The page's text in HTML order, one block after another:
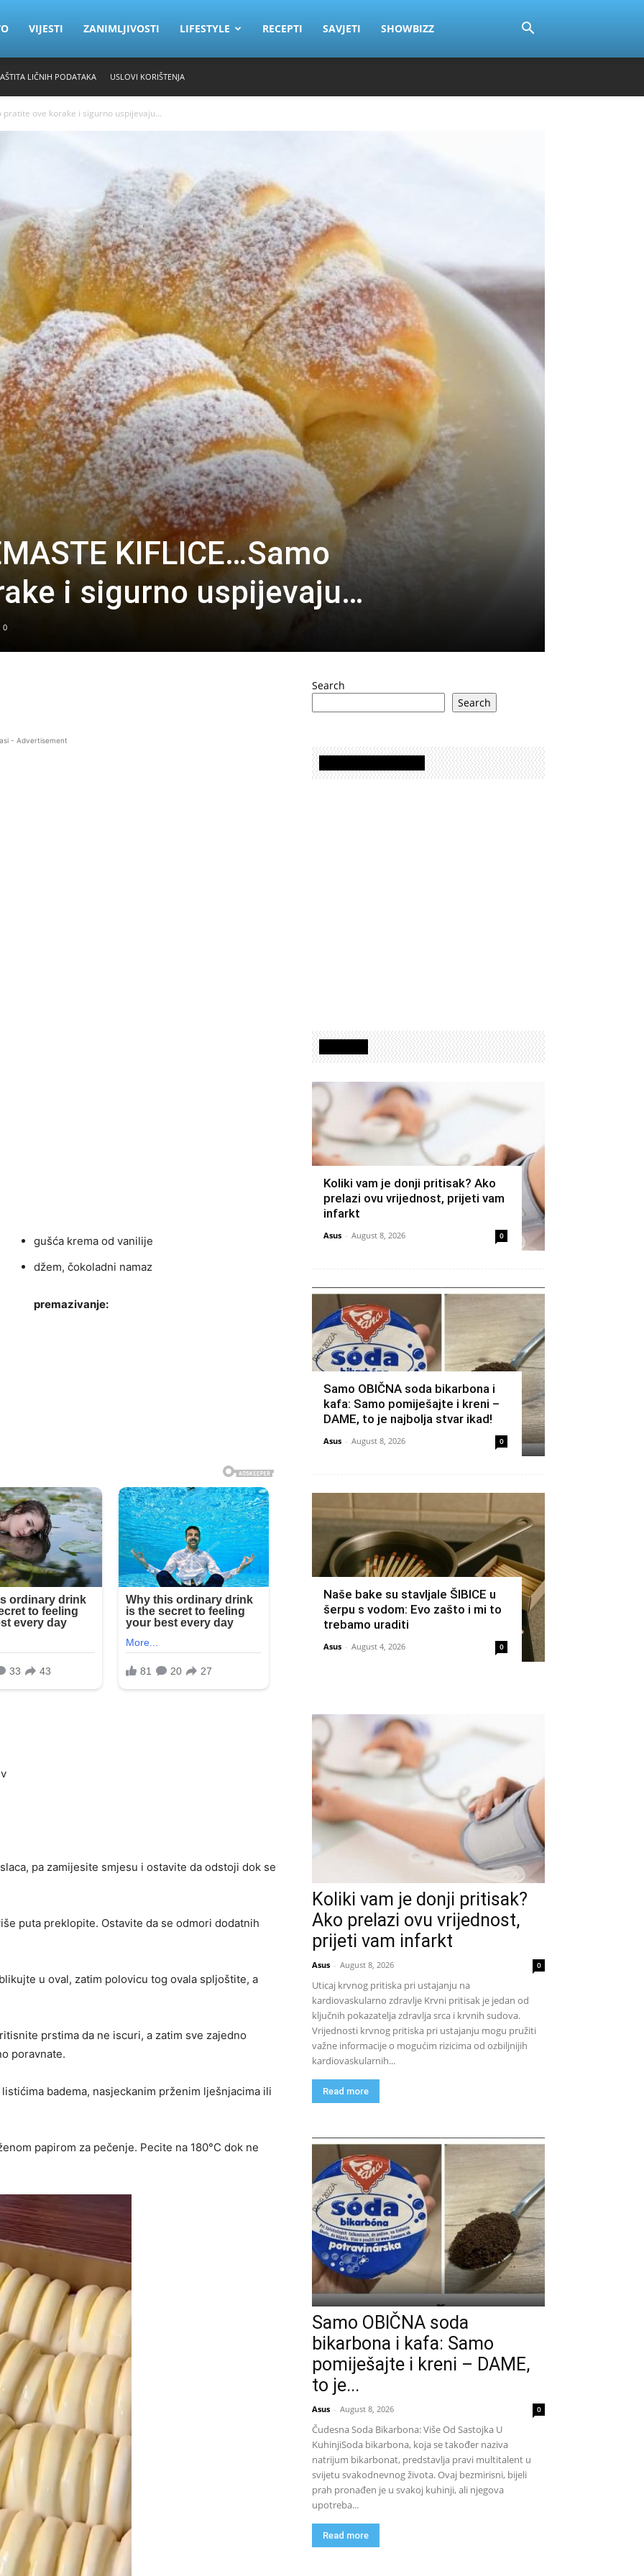
VIJESTI ZANIMLJIVOSTI LIFESTYLE RECEPTI SAVJETI SHOWBIZZ
LIČNIH PODATAKA USLOVI KORIŠTENJA
pratite ove korake i sigurno uspijevaju…
KIFLICE…Samo
i sigurno uspijevaju…
0
- Advertisement
gušća krema od vanilije
džem, čokoladni namaz
premazivanje:
pa zamijesite smjesu i ostavite da odstoji dok se
puta preklopite. Ostavite da se odmori dodatnih
u oval, zatim polovicu tog ovala spljoštite, a
prstima da ne iscuri, a zatim sve zajedno
poravnate.
badema, nasjeckanim prženim lješnjacima ili
papirom za pečenje. Pecite na 180°C dok ne
Search
Search
Koliki vam je donji pritisak? Ako
prelazi ovu vrijednost, prijeti vam
infarkt
Asus - August 8, 2026 0
Samo OBIČNA soda bikarbona i
kafa: Samo pomiješajte i kreni –
DAME, to je najbolja stvar ikad!
Asus - August 8, 2026 0
Naše bake su stavljale ŠIBICE u
šerpu s vodom: Evo zašto i mi to
trebamo uraditi
Asus - August 4, 2026 0
Koliki vam je donji pritisak?
Ako prelazi ovu vrijednost,
prijeti vam infarkt
Asus - August 8, 2026 0
Uticaj krvnog pritiska pri ustajanju na
kardiovaskularno zdravlje Krvni pritisak je jedan od
ključnih pokazatelja zdravlja srca i krvnih sudova.
Vrijednosti krvnog pritiska pri ustajanju mogu pružiti
važne informacije o mogućim rizicima od ozbiljnijih
kardiovaskularnih...
Read more
Samo OBIČNA soda
bikarbona i kafa: Samo
pomiješajte i kreni – DAME,
to je...
Asus - August 8, 2026 0
Čudesna Soda Bikarbona: Više Od Sastojka U
KuhinjiSoda bikarbona, koja se također naziva
natrijum bikarbonat, predstavlja pravi multitalent u
svijetu svakodnevnog života. Ovaj bezmirisni, bijeli
prah pronađen je u svakoj kuhinji, ali njegova
upotreba...
Read more